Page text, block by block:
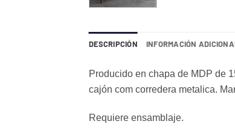
DESCRIPCIÓN INFORMACIÓN
Producido en chapa de MDP de
cajón com corredera metalica.
Requiere ensamblaje.